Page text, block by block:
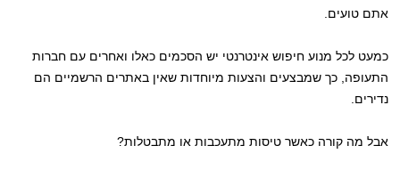
אתם טועים.
כמעט לכל מנוע חיפוש אינטרנטי יש הסכמים כאלו ואחרים עם חברות
התעופה, כך שמבצעים והצעות מיוחדות שאין באתרים הרשמיים הם
נדירים.
אבל מה קורה כאשר טיסות מתעכבות או מתבטלות?